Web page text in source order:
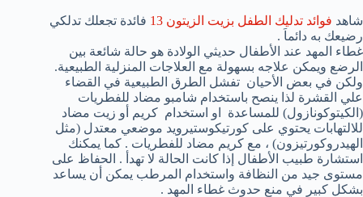
شاهد فوائد تدليك الطفل بزيت الزيتون 13
فائدة تجعلك تدلكي
رضيعك به دائماَ .
غطاء المهد عند الأطفال حديثي الولادة هو حالة شائعة بين
الرضع ويمكن علاجه بسهولة مع العلاجات المنزلية الطبيعية.
ولكن في بعض الأحيان تفشل الطرق الطبيعية في القضاء
علي القشرة لذا ينصح باستخدام شامبو مضاد للفطريات
(الكيتوكونازول) للمساعدة او استخدام كريم أو زيت مضاد
للالتهابات يحتوي على كورتيكوستيرويد موضعي معتدل (مثل
الهيدروكورتيزون) ، مع كريم مضاد للفطريات . كما يمكنك
استشارة طبيب الأطفال إذا كانت الحالة لا تهدأ . الحفاظ على
مستوى جيد من النظافة واستخدام المرطب يمكن أن يساعد
بشكل كبير في منع حدوث غطاء المهد .